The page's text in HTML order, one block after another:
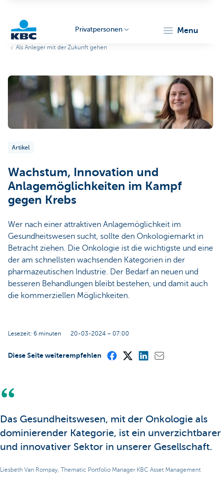
Privatpersonen menu
Als Anleger mit der Zukunft gehen
Artikel
Wachstum, Innovation und
Anlagemöglichkeiten im Kampf
gegen Krebs
Wer nach einer attraktiven Anlagemöglichkeit im
Gesundheitswesen sucht, sollte den Onkologiemarkt in
Betracht ziehen. Die Onkologie ist die wichtigste und eine
der am schnellsten wachsenden Kategorien in der
pharmazeutischen Industrie. Der Bedarf an neuen und
besseren Behandlungen bleibt bestehen, und damit auch
die kommerziellen Möglichkeiten.
Lesezeit: 6 minuten 20-03-2024 – 07:00
Diese Seite weiterempfehlen
Das Gesundheitswesen, mit der Onkologie als
dominierender Kategorie, ist ein unverzichtbarer
und innovativer Sektor in unserer Gesellschaft.
Liesbeth Van Rompay, Thematic Portfolio Manager KBC Asset Management